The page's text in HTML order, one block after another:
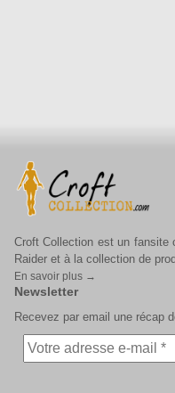
Croft Collection est un fansite
Raider et à la collection de
En savoir plus →
Newsletter
Recevez par email une récap